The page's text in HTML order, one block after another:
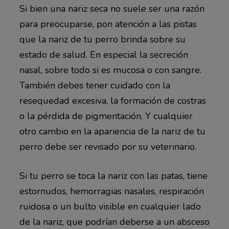
Si bien una nariz seca no suele ser una razón
para preocuparse, pon atención a las pistas
que la nariz de tu perro brinda sobre su
estado de salud. En especial la secreción
nasal, sobre todo si es mucosa o con sangre.
También debes tener cuidado con la
resequedad excesiva, la formación de costras
o la pérdida de pigmentación. Y cualquier
otro cambio en la apariencia de la nariz de tu
perro debe ser revisado por su veterinario.
Si tu perro se toca la nariz con las patas, tiene
estornudos, hemorragias nasales, respiración
ruidosa o un bulto visible en cualquier lado
de la nariz, que podrían deberse a un absceso